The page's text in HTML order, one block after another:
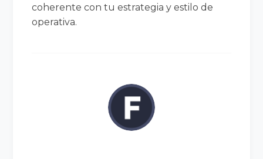
coherente con tu estrategia y estilo de
operativa.